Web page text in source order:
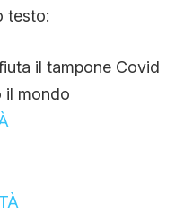
testo:
il tampone Covid
il mondo